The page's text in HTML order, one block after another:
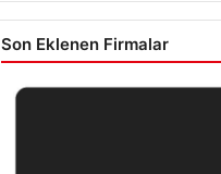
Son Eklenen Firmalar